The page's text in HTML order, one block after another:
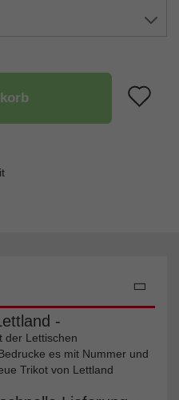
-
der Lettischen
es mit Nummer und
Trikot von Lettland